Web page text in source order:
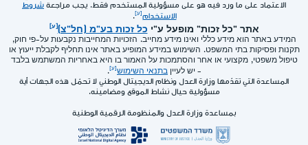
الاعتماد على ما ورد فيه هو على مسؤولية المستخدم فقط. يجب مراجعة شروط
الاستخدام
.
אתר "כל זכות" מופעל ע"י כל זכות בע"מ (חל"צ)
המידע באתר הוא מידע כללי ואינו מידע מחייב. הזכויות המחייבות נקבעות על-פי חוק,
תקנות ופסיקות בתי המשפט. השימוש במידע המופיע באתר אינו תחליף לקבלת ייעוץ או
טיפול משפטי, מקצועי או אחר והסתמכות על האמור בו היא באחריות המשתמש בלבד
- יש לעיין בתנאי השימוש
.
المساعدة التي تقدّمها وزارة العدل ونظام الديجيتال الوطني لا تحمّل هذه الجهات أية
مسؤولية حيال نشاط الموقع ومضامينه.
بمساعدة وزارة العدل والمنظومة الرقمية الوطنية